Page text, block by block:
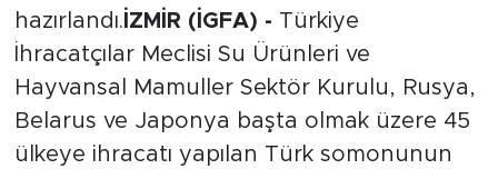
hazırlandı. İZMİR (İGFA) - Türkiye
İhracatçılar Meclisi Su Ürünleri ve
Hayvansal Mamuller Sektör Kurulu, Rusya,
Belarus ve Japonya başta olmak üzere 45
ülkeye ihracatı yapılan Türk somonunun